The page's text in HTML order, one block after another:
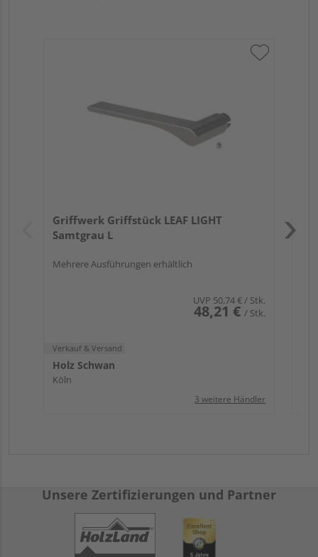
Griffwerk Griffstück LEAF LIGHT
Samtgrau L
Mehrere Ausführungen erhältlich
UVP 50,74 €/ Stk.
48,21 € / Stk.
Verkauf & Versand
Holz Schwan
Köln
3 weitere Händler
Unsere Zertifizierungen und Partner